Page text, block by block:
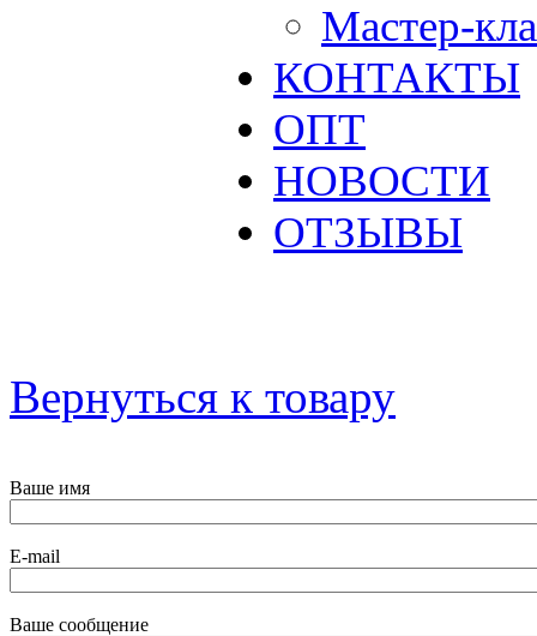
Мастер-
КОНТАКТЫ
ОПТ
НОВОСТИ
ОТЗЫВЫ
Вернуться к товару
Ваше имя
E-mail
Ваше сообщение